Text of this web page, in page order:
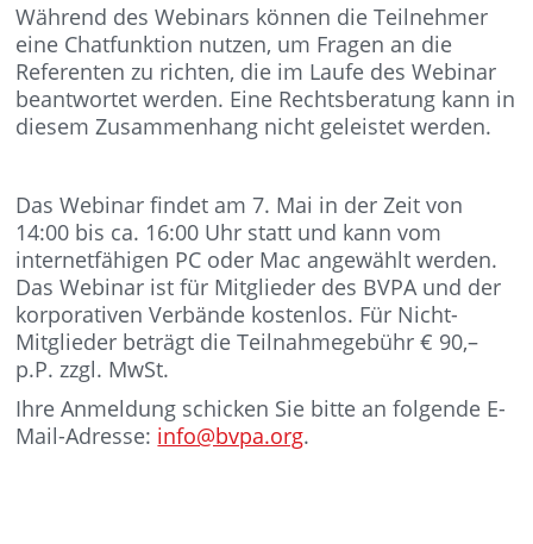
Während des Webinars können die Teilnehmer
eine Chatfunktion nutzen, um Fragen an die
Referenten zu richten, die im Laufe des Webinar
beantwortet werden. Eine Rechtsberatung kann in
diesem Zusammenhang nicht geleistet werden.
Das Webinar findet am 7. Mai in der Zeit von
14:00 bis ca. 16:00 Uhr statt und kann vom
internetfähigen PC oder Mac angewählt werden.
Das Webinar ist für Mitglieder des BVPA und der
korporativen Verbände kostenlos. Für Nicht-
Mitglieder beträgt die Teilnahmegebühr € 90,–
p.P. zzgl. MwSt.
Ihre Anmeldung schicken Sie bitte an folgende E-
Mail-Adresse: info@bvpa.org.